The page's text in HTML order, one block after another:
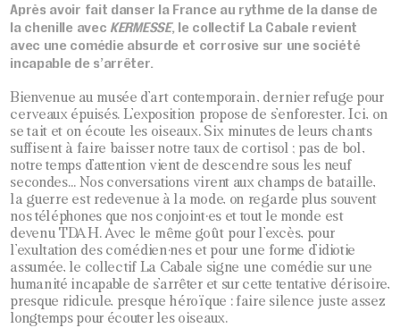
MER 7 OCT 20H00
JEU 8 OCT 20H00
Après avoir fait danser la France au rythme de la danse de
la chenille avec KERMESSE, le collectif La Cabale revient
avec une comédie absurde et corrosive sur une société
incapable de s’arrêter.
Bienvenue au musée d’art contemporain, dernier refuge pour
cerveaux épuisés. L’exposition propose de s’enforester. Ici, on
se tait et on écoute les oiseaux. Six minutes de leurs chants
suffisent à faire baisser notre taux de cortisol ; pas de bol,
notre temps d’attention vient de descendre sous les neuf
secondes… Nos conversations virent aux champs de bataille,
la guerre est redevenue à la mode, on regarde plus souvent
nos téléphones que nos conjoint·es et tout le monde est
devenu TDAH. Avec le même goût pour l’excès, pour
l’exultation des comédien·nes et pour une forme d’idiotie
assumée, le collectif La Cabale signe une comédie sur une
humanité incapable de s’arrêter et sur cette tentative dérisoire,
presque ridicule, presque héroïque : faire silence juste assez
longtemps pour écouter les oiseaux.